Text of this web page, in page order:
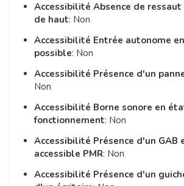
Accessibilité Absence de
de haut: Non
Accessibilité Entrée autonome
possible: Non
Accessibilité Présence d'un
Non
Accessibilité Borne sonore en
fonctionnement: Non
Accessibilité Présence d'un GAB
accessible PMR: Non
Accessibilité Présence d'un